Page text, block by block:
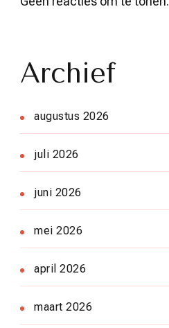
Archief
augustus 2026
juli 2026
juni 2026
mei 2026
april 2026
maart 2026